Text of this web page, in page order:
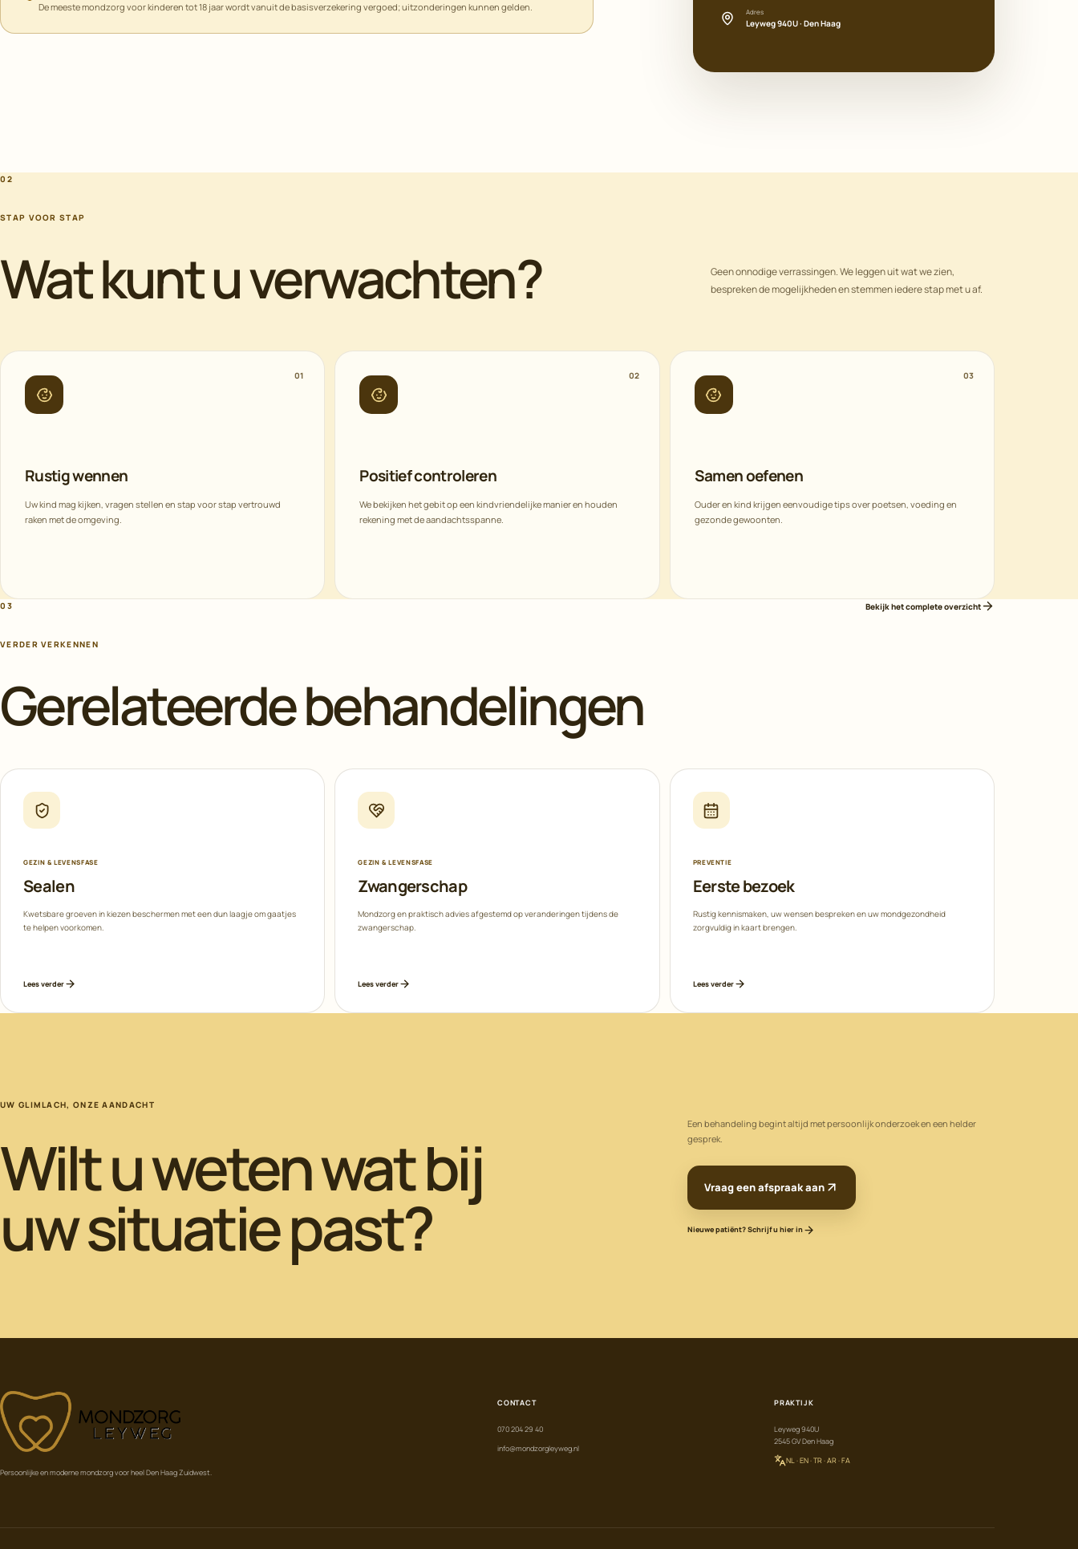
De meeste mondzorg voor kinderen tot 18 jaar wordt vanuit de basisverzekering vergoed; uitzonderingen kunnen gelden.
Adres
Leyweg 940U · Den Haag
02
STAP VOOR STAP
Wat kunt u verwachten?
Geen onnodige verrassingen. We leggen uit wat we zien,
bespreken de mogelijkheden en stemmen iedere stap met u af.
01
Rustig wennen
Uw kind mag kijken, vragen stellen en stap voor stap vertrouwd
raken met de omgeving.
02
Positief controleren
We bekijken het gebit op een kindvriendelijke manier en houden
rekening met de aandachtsspanne.
03
Samen oefenen
Ouder en kind krijgen eenvoudige tips over poetsen, voeding en
gezonde gewoonten.
03
VERDER VERKENNEN
Gerelateerde behandelingen
Bekijk het complete overzicht
GEZIN & LEVENSFASE
Sealen
Kwetsbare groeven in kiezen beschermen met een dun laagje om gaatjes
te helpen voorkomen.
Lees verder
GEZIN & LEVENSFASE
Zwangerschap
Mondzorg en praktisch advies afgestemd op veranderingen tijdens de
zwangerschap.
Lees verder
PREVENTIE
Eerste bezoek
Rustig kennismaken, uw wensen bespreken en uw mondgezondheid
zorgvuldig in kaart brengen.
Lees verder
UW GLIMLACH, ONZE AANDACHT
Wilt u weten wat bij
uw situatie past?
Een behandeling begint altijd met persoonlijk onderzoek en een helder
gesprek.
Vraag een afspraak aan
Nieuwe patiënt? Schrijf u hier in
MONDZORG
Persoonlijke en moderne mondzorg voor heel Den Haag Zuidwest.
CONTACT
070 204 29 40
info@mondzorgleyweg.nl
PRAKTIJK
Leyweg 940U
2545 GV Den Haag
NL · EN · TR · AR · FA